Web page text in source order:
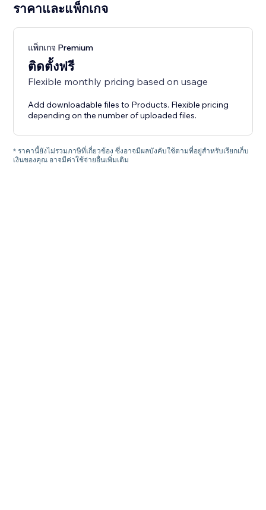
ราคาและแพ็กเกจ
แพ็กเกจ Premium
ติดตั้งฟรี
Flexible monthly pricing based on usage
Add downloadable files to Products. Flexible pricing
depending on the number of uploaded files.
* ราคานี้ยังไม่รวมภาษีที่เกี่ยวข้อง ซึ่งอาจมีผลบังคับใช้ตามที่อยู่สำหรับเรียกเก็บ
เงินของคุณ อาจมีค่าใช้จ่ายอื่นเพิ่มเติม